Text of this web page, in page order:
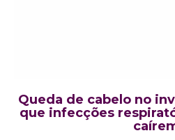
Queda de cabelo no
que infecções